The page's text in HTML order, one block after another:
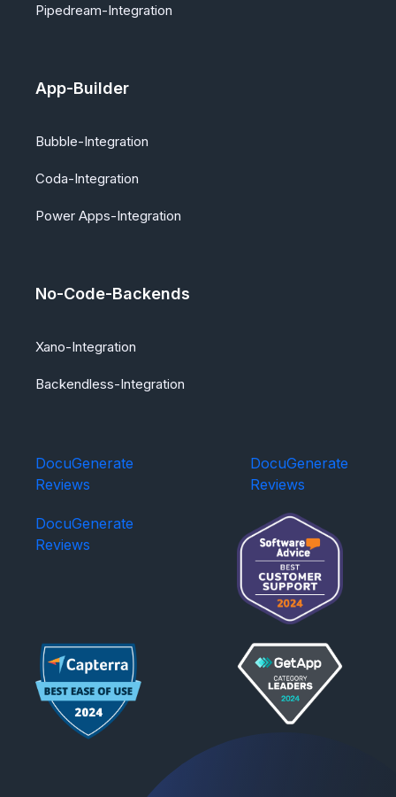
Pipedream-Integration
App-Builder
Bubble-Integration
Coda-Integration
Power Apps-Integration
No-Code-Backends
Xano-Integration
Backendless-Integration
DocuGenerate
Reviews
DocuGenerate
Reviews
DocuGenerate
Reviews